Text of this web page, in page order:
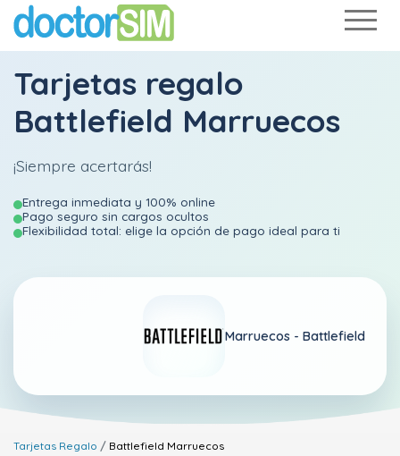
Tarjetas regalo
Battlefield Marruecos
¡Siempre acertarás!
Entrega inmediata y 100% online
Pago seguro sin cargos ocultos
Flexibilidad total: elige la opción de pago ideal para ti
Marruecos - Battlefield
Tarjetas Regalo Battlefield Marruecos